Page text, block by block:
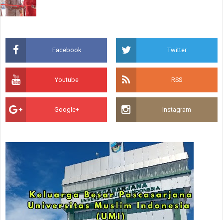
Facebook Twitter
Youtube RSS
Google+ Instagram